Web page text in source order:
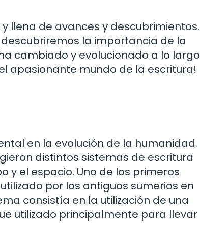
llena de avances y descubrimientos.
la importancia de la
cambiado y evolucionado a lo largo
apasionante mundo de la escritura!
en la evolución de la humanidad.
distintos sistemas de escritura
y el espacio. Uno de los primeros
por los antiguos sumerios en
consistía en la utilización de una
utilizado principalmente para llevar